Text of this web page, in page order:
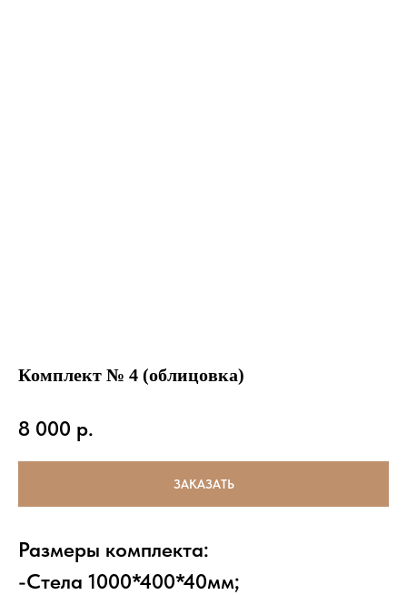
Комплект № 4 (облицовка)
8 000 р.
ЗАКАЗАТЬ
Размеры комплекта:
-Стела 1000*400*40мм;